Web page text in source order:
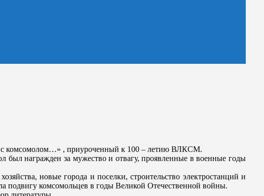
с комсомолом…» , приуроченный к 100 – летию ВЛКСМ.
был награжден за мужество и отвагу, проявленные в военные годы
новые города и поселки, строительство электростанций и
подвигу комсомольцев в годы Великой Отечественной войны.